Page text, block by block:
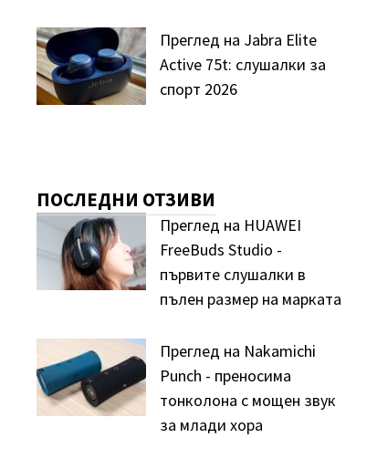
Преглед на Jabra Elite
Active 75t: слушалки за
спорт 2026
ПОСЛЕДНИ ОТЗИВИ
Преглед на HUAWEI
FreeBuds Studio -
първите слушалки в
пълен размер на марката
Преглед на Nakamichi
Punch - преносима
тонколона с мощен звук
за млади хора